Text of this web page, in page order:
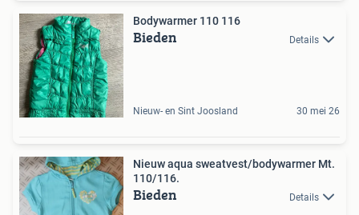
Bodywarmer 110 116
Bieden Details
Nieuw- en Sint Joosland 30 mei 26
Nieuw aqua sweatvest/bodywarmer Mt.
110/116.
Bieden Details